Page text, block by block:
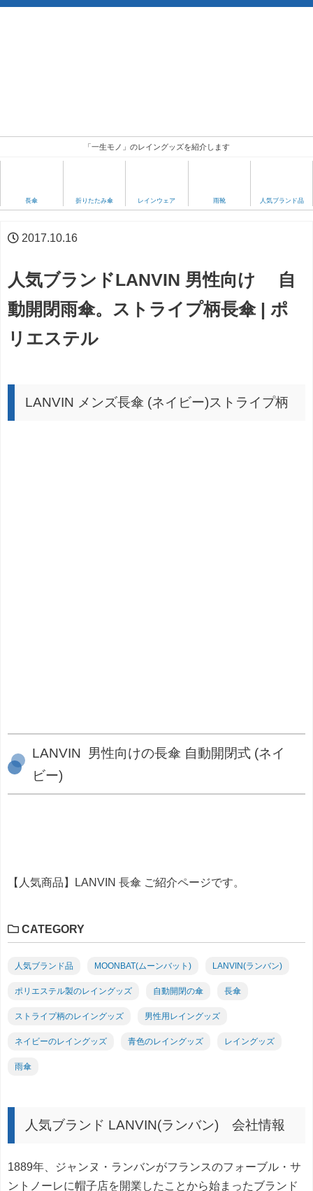
「一生モノ」のレイングッズを紹介します
長傘 折りたたみ傘 レインウェア 雨靴 人気ブランド品
2017.10.16
人気ブランドLANVIN 男性向け 自
動開閉雨傘。ストライプ柄長傘 | ポ
リエステル
LANVIN メンズ長傘 (ネイビー)ストライプ柄
LANVIN 男性向けの長傘 自動開閉式 (ネイ
ビー)
【人気商品】LANVIN 長傘 ご紹介ページです。
CATEGORY
人気ブランド品 MOONBAT(ムーンバット) LANVIN(ランバン)
ポリエステル製のレイングッズ 自動開閉の傘 長傘
ストライプ柄のレイングッズ 男性用レイングッズ
ネイビーのレイングッズ 青色のレイングッズ レイングッズ
雨傘
人気ブランド LANVIN(ランバン) 会社情報
1889年、ジャンヌ・ランバンがフランスのフォーブル・サ
ントノーレに帽子店を開業したことから始まったブランド